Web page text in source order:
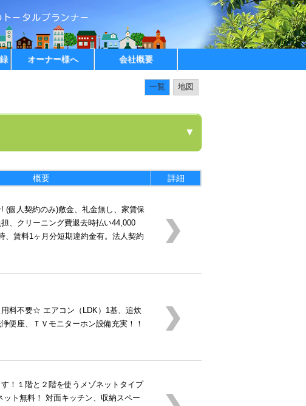
オーナー様へ 会社概要
地図
一覧
▼
概要 詳細
(個人契約のみ)敷金、礼金無し、家賃保
、クリーニング費退去時払い44,000
、賃料1ヶ月分短期違約金有。法人契約
料不要☆ エアコン（LDK）1基、追炊
便座、ＴＶモニターホン設備充実！！
！１階と２階を使うメゾネットタイプ
ット無料！ 対面キッチン、収納スペー